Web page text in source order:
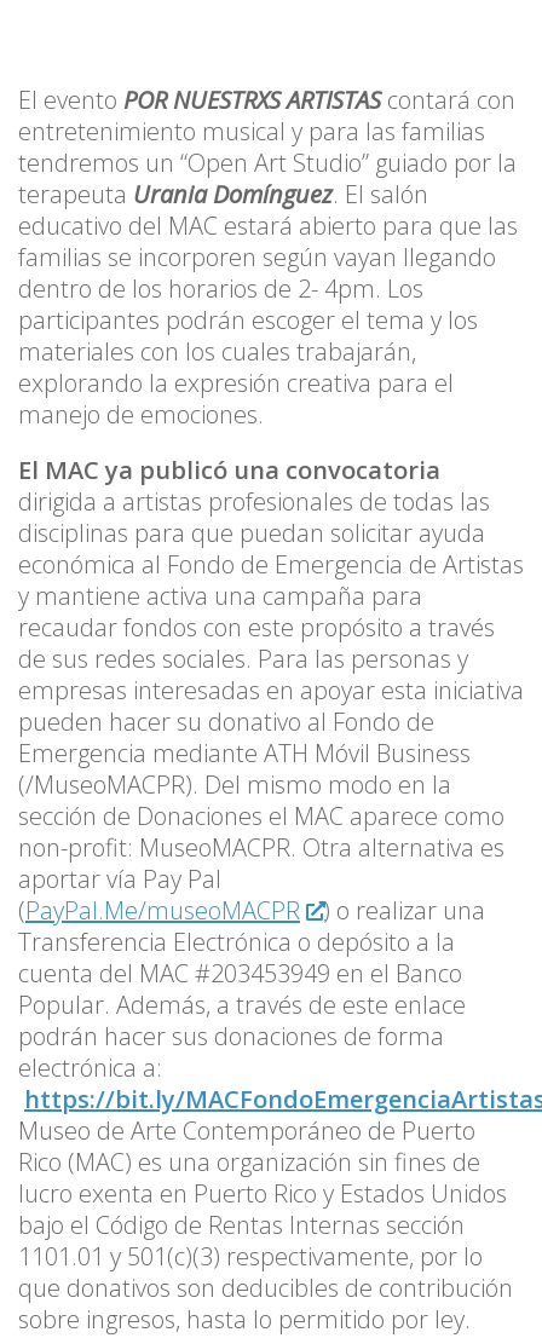
El evento POR NUESTRXS ARTISTAS contará con
entretenimiento musical y para las familias
tendremos un “Open Art Studio” guiado por la
terapeuta Urania Domínguez. El salón
educativo del MAC estará abierto para que las
familias se incorporen según vayan llegando
dentro de los horarios de 2- 4pm. Los
participantes podrán escoger el tema y los
materiales con los cuales trabajarán,
explorando la expresión creativa para el
manejo de emociones.
El MAC ya publicó una convocatoria
dirigida a artistas profesionales de todas las
disciplinas para que puedan solicitar ayuda
económica al Fondo de Emergencia de Artistas
y mantiene activa una campaña para
recaudar fondos con este propósito a través
de sus redes sociales. Para las personas y
empresas interesadas en apoyar esta iniciativa
pueden hacer su donativo al Fondo de
Emergencia mediante ATH Móvil Business
(/MuseoMACPR). Del mismo modo en la
sección de Donaciones el MAC aparece como
non-profit: MuseoMACPR. Otra alternativa es
aportar vía Pay Pal
(PayPal.Me/museoMACPR
) o realizar una
Transferencia Electrónica o depósito a la
cuenta del MAC #203453949 en el Banco
Popular. Además, a través de este enlace
podrán hacer sus donaciones de forma
electrónica a:
https://bit.ly/
Museo de Arte Contemporáneo de Puerto
Rico (MAC) es una organización sin fines de
lucro exenta en Puerto Rico y Estados Unidos
bajo el Código de Rentas Internas sección
1101.01 y 501(c)(3) respectivamente, por lo
que donativos son deducibles de contribución
sobre ingresos, hasta lo permitido por ley.